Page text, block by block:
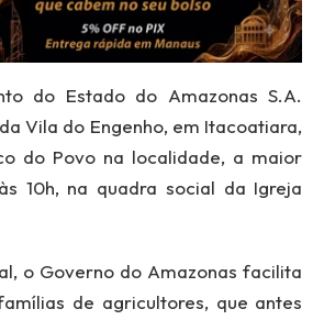
do Estado do Amazonas S.A.
Vila do Engenho, em Itacoatiara,
do Povo na localidade, a maior
10h, na quadra social da Igreja
o Governo do Amazonas facilita
de agricultores, que antes